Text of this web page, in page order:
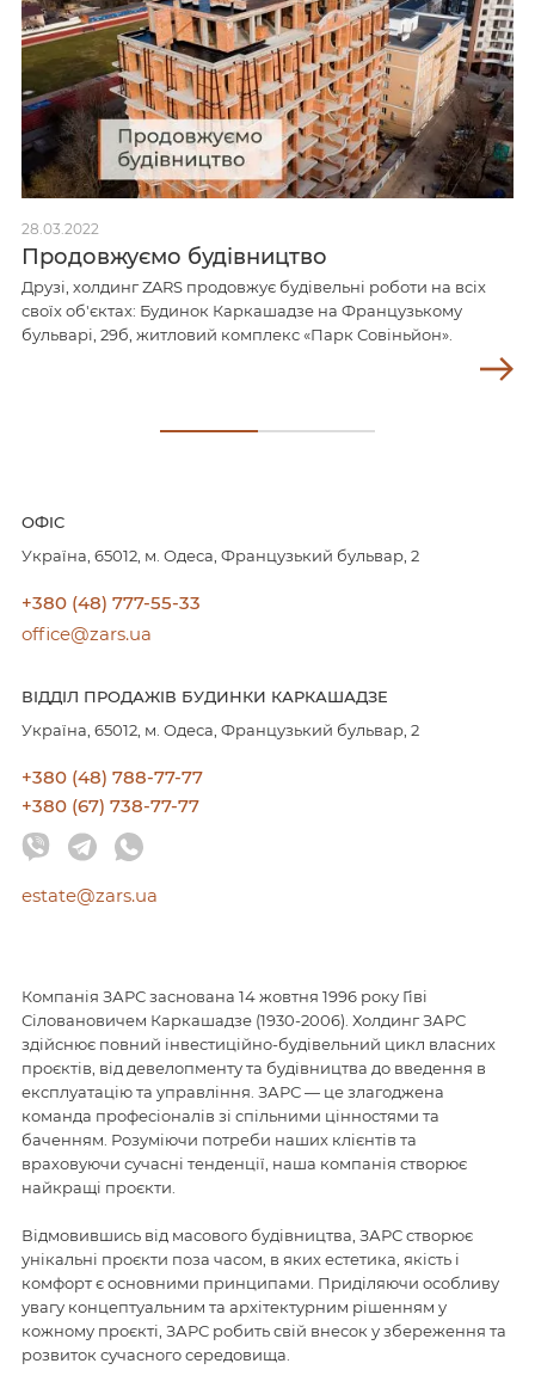
28.03.2022
Продовжуємо будівництво
Друзі, холдинг ZARS продовжує будівельні роботи на всіх
своїх об'єктах: Будинок Каркашадзе на Французькому
бульварі, 29б, житловий комплекс «Парк Совіньйон».
ОФIC
Україна, 65012, м. Одеса, Французький бульвар, 2
+380 (48) 777-55-33
office@zars.ua
ВIДДIЛ ПРОДАЖIВ БУДИНКИ КАРКАШАДЗЕ
Україна, 65012, м. Одеса, Французький бульвар, 2
+380 (48) 788-77-77
+380 (67) 738-77-77
estate@zars.ua
Компанія ЗАРС заснована 14 жовтня 1996 року Гіві
Сіловановичем Каркашадзе (1930-2006). Холдинг ЗАРС
здійснює повний інвестиційно-будівельний цикл власних
проєктів, від девелопменту та будівництва до введення в
експлуатацію та управління. ЗАРС — це злагоджена
команда професіоналів зі спільними цінностями та
баченням. Розуміючи потреби наших клієнтів та
враховуючи сучасні тенденції, наша компанія створює
найкращі проєкти.
Відмовившись від масового будівництва, ЗАРС створює
унікальні проєкти поза часом, в яких естетика, якість і
комфорт є основними принципами. Приділяючи особливу
увагу концептуальним та архітектурним рішенням у
кожному проєкті, ЗАРС робить свій внесок у збереження та
розвиток сучасного середовища.